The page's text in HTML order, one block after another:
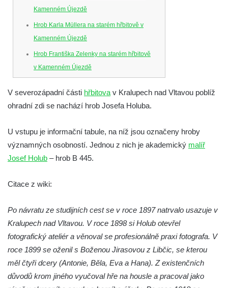
Kamenném Újezdě
Hrob Karla Müllera na starém hřbitově v
Kamenném Újezdě
Hrob Františka Zelenky na starém hřbitově
v Kamenném Újezdě
Kamenném Újezdě
Hrob Josefa Valeše na hřbitově ve Velešíně
Hrob Ladislava Vichra na hřbitově ve
Hrob Františka Bürgera na hřbitově ve
Hrob Jana Františka Zítka na hřbitově ve
Velešíně
Hrob Bartoloměje Vavreyna na hřbitově ve
Velešíně
V severozápadní části hřbitova v Kralupech nad Vltavou poblíž
ohradní zdi se nachází hrob Josefa Holuba.
U vstupu je informační tabule, na níž jsou označeny hroby
významných osobností. Jednou z nich je akademický malíř
Josef Holub – hrob B 445.
Citace z wiki:
Po návratu ze studijních cest se v roce 1897 natrvalo usazuje v
Kralupech nad Vltavou. V roce 1898 si Holub otevřel
fotografický ateliér a věnoval se profesionálně praxi fotografa. V
roce 1899 se oženil s Boženou Jirasovou z Libčic, se kterou
měl čtyři dcery (Antonie, Běla, Eva a Hana). Z existenčních
důvodů krom jiného vyučoval hře na housle a pracoval jako